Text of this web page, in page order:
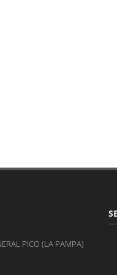
PICO (LA PAMPA)